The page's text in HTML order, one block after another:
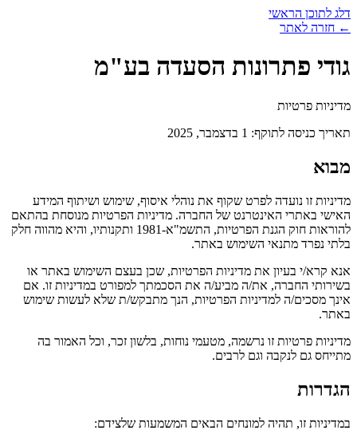
דלג לתוכן הראשי
← חזרה לאתר
גודי פתרונות הסעדה בע"מ
מדיניות פרטיות
תאריך כניסה לתוקף: 1 בדצמבר, 2025
מבוא
מדיניות זו נועדה לפרט שקוף את נוהלי איסוף, שימוש ושיתוף המידע
האישי באתרי האינטרנט של החברה. מדיניות הפרטיות מנוסחת בהתאם
להוראות חוק הגנת הפרטיות, התשמ"א-1981 ותקנותיו, והיא מהווה חלק
בלתי נפרד מתנאי השימוש באתר.
אנא קרא/י בעיון את מדיניות הפרטיות, שכן בעצם השימוש באתר או
בשירותי החברה, את/ה מביע/ה את הסכמתך למפורט במדיניות זו. אם
אינך מסכים/ה למדיניות הפרטיות, הנך מתבקש/ת שלא לעשות שימוש
באתר.
מדיניות פרטיות זו נרשמה, מטעמי נוחות, בלשון זכר, וכל האמור בה
מתייחס גם לנקבה וגם לרבים.
הגדרות
במדיניות זו, תהיה למונחים הבאים המשמעות שלצידם: